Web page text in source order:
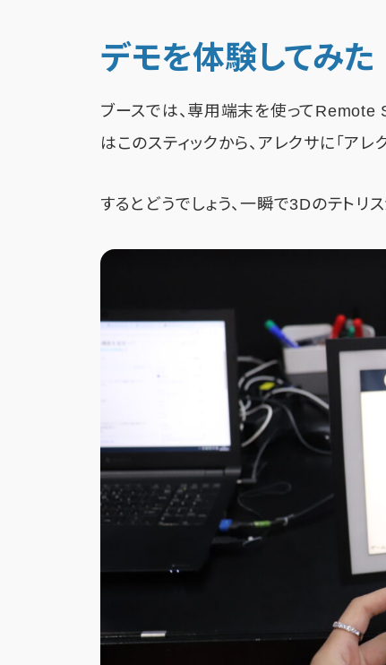
デモを体験してみた
ブースでは、専用端末を使って
はこのスティックから、アレクサに「アレ
するとどうでしょう、一瞬で3Dのテトリ